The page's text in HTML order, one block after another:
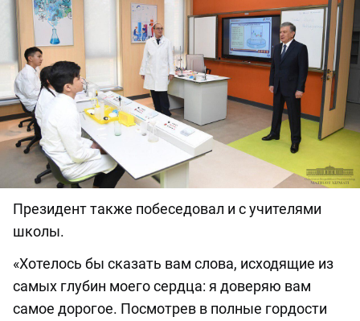
Президент также побеседовал и с учителями
школы.
«Хотелось бы сказать вам слова, исходящие из
самых глубин моего сердца: я доверяю вам
самое дорогое. Посмотрев в полные гордости